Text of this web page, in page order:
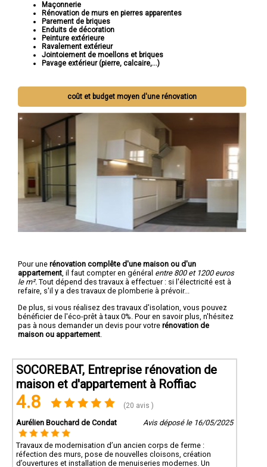
Maçonnerie
Rénovation de murs en pierres apparentes
Parement de briques
Enduits de décoration
Peinture extérieure
Ravalement extérieur
Jointoiement de moellons et briques
Pavage extérieur (pierre, calcaire,...)
coût et budget moyen d'une rénovation
Pour une rénovation complête d'une maison ou d'un
appartement , il faut compter en général entre 800 et 1200 euros
le m². Tout dépend des travaux à effectuer : si l'électricité est à
refaire, s'il y a des travaux de plomberie à prévoir...
De plus, si vous réalisez des travaux d'isolation, vous pouvez
bénéficier de l'éco-prêt à taux 0%. Pour en savoir plus, n'hésitez
pas à nous demander un devis pour votre rénovation de
maison ou appartement
SOCOREBAT, Entreprise rénovation de
maison et d'appartement à Roffiac
4.8 (20 avis )
Aurélien Bouchard de Condat Avis déposé le 16/05/2025
Travaux de modernisation d’un ancien corps de ferme :
réfection des murs, pose de nouvelles cloisons, création
d’ouvertures et installation de menuiseries modernes. Un